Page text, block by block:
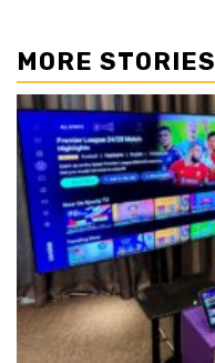
MORE STORIES